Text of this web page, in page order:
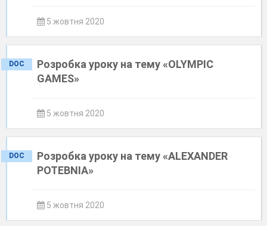
5 жовтня 2020
DOC
Розробка уроку на тему «OLYMPIC
GAMES»
5 жовтня 2020
DOC
Розробка уроку на тему «ALEXANDER
POTEBNІA»
5 жовтня 2020